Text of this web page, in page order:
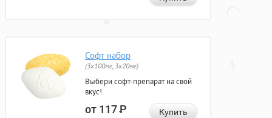
Софт набор
(3x100мг, 3x20мг)
Выбери софт-препарат на свой
вкус!
от 117Р Купить